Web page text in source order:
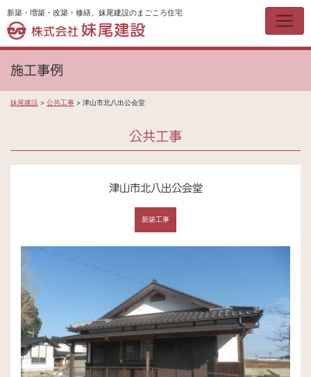
新築・増築・改築・修繕、妹尾建設のまごころ住宅
施工事例
妹尾建設 > 公共工事 > 津山市北八出公会堂
公共工事
津山市北八出公会堂
新築工事